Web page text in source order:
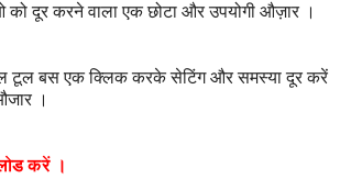
को दूर करने वाला एक छोटा और उपयोगी औज़ार ।
टूल बस एक क्लिक करके सेटिंग और समस्या दूर करें
।
करें ।